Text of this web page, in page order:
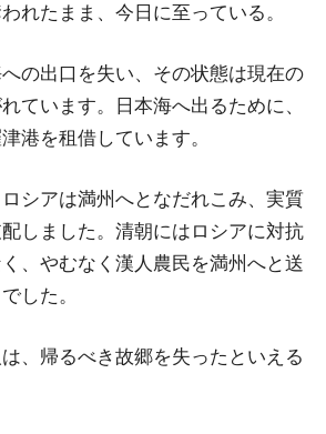
れたまま、今日に至っている。
の出口を失い、その状態は現在の
ています。日本海へ出るために、
港を租借しています。
シアは満州へとなだれこみ、実質
しました。清朝にはロシアに対抗
、やむなく漢人農民を満州へと送
した。
、帰るべき故郷を失ったといえる